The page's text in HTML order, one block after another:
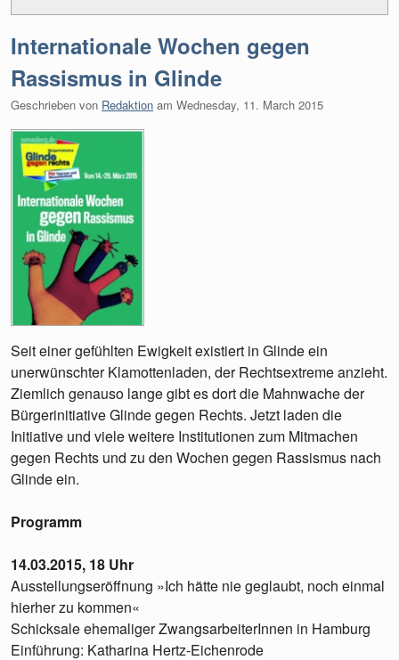
Internationale Wochen gegen
Rassismus in Glinde
Geschrieben von Redaktion am Wednesday, 11. March 2015
Seit einer gefühlten Ewigkeit existiert in Glinde ein
unerwünschter Klamottenladen, der Rechtsextreme anzieht.
Ziemlich genauso lange gibt es dort die Mahnwache der
Bürgerinitiative Glinde gegen Rechts. Jetzt laden die
Initiative und viele weitere Institutionen zum Mitmachen
gegen Rechts und zu den Wochen gegen Rassismus nach
Glinde ein.
Programm
14.03.2015, 18 Uhr
Ausstellungseröffnung »Ich hätte nie geglaubt, noch einmal
hierher zu kommen«
Schicksale ehemaliger ZwangsarbeiterInnen in Hamburg
Einführung: Katharina Hertz-Eichenrode